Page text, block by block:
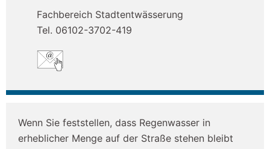
Fachbereich Stadtentwässerung
Tel. 06102-3702-419
Wenn Sie feststellen, dass Regenwasser in
erheblicher Menge auf der Straße stehen bleibt